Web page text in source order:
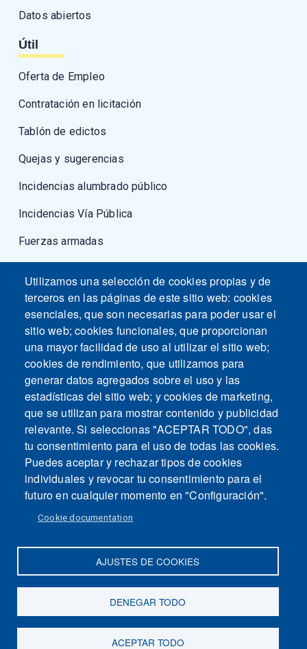
Datos abiertos
Útil
Oferta de Empleo
Contratación en licitación
Tablón de edictos
Quejas y sugerencias
Incidencias alumbrado público
Incidencias Vía Pública
Fuerzas armadas
Intranet
Utilizamos una selección de cookies propias y de
terceros en las páginas de este sitio web: cookies
esenciales, que son necesarias para poder usar el
sitio web; cookies funcionales, que proporcionan
una mayor facilidad de uso al utilizar el sitio web;
cookies de rendimiento, que utilizamos para
generar datos agregados sobre el uso y las
estadísticas del sitio web; y cookies de marketing,
que se utilizan para mostrar contenido y publicidad
relevante. Si seleccionas "ACEPTAR TODO", das
tu consentimiento para el uso de todas las cookies.
Puedes aceptar y rechazar tipos de cookies
individuales y revocar tu consentimiento para el
futuro en cualquier momento en "Configuración".
Cookie documentation
AJUSTES DE COOKIES
DENEGAR TODO
ACEPTAR TODO